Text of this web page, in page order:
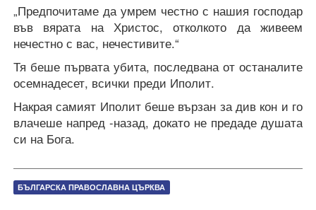
„Предпочитаме да умрем честно с нашия господар
във вярата на Христос, отколкото да живеем
нечестно с вас, нечестивите.“
Тя беше първата убита, последвана от останалите
осемнадесет, всички преди Иполит.
Накрая самият Иполит беше вързан за див кон и го
влачеше напред -назад, докато не предаде душата
си на Бога.
БЪЛГАРСКА ПРАВОСЛАВНА ЦЪРКВА